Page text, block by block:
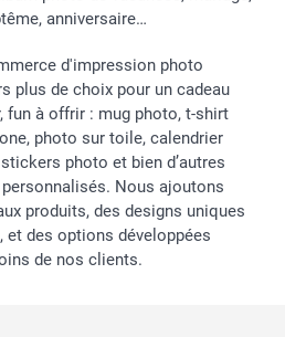
anniversaire…
d'impression photo
plus de choix pour un cadeau
fun à offrir : mug photo, t-shirt
photo sur toile, calendrier
photo et bien d’autres
Nous ajoutons
produits, des designs uniques
et des options développées
de nos clients.